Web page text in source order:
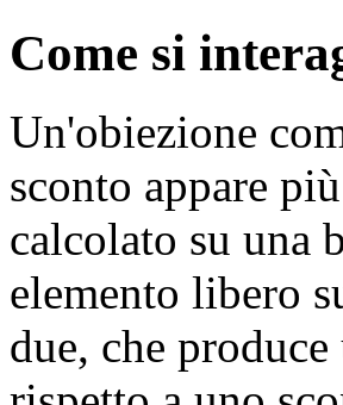
Come si
Un'obiezione
sconto appare
calcolato su una
elemento libero
due, che